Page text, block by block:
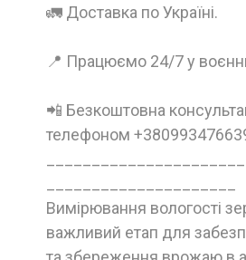
🚛 Доставка по Україні.
📍 Працюємо 24/7 у
📲 Безкоштовна
телефоном
Вимірювання вологості
важливий етап для